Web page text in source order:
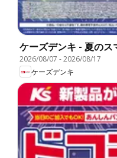
ケーズデンキ - 夏のス
2026/08/07 -2026/08/17
ケーズデンキ